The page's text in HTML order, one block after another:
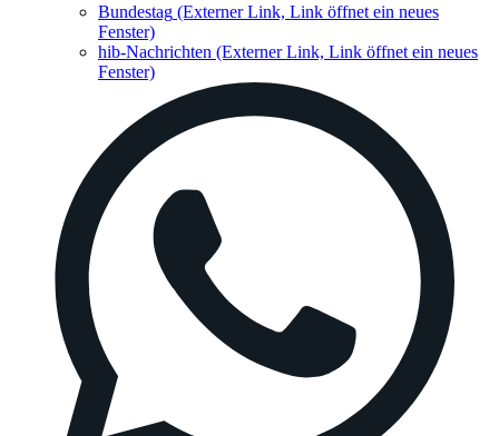
Bundestag (Externer Link, Link öffnet ein neues
Fenster)
hib-Nachrichten (Externer Link, Link öffnet ein neues
Fenster)